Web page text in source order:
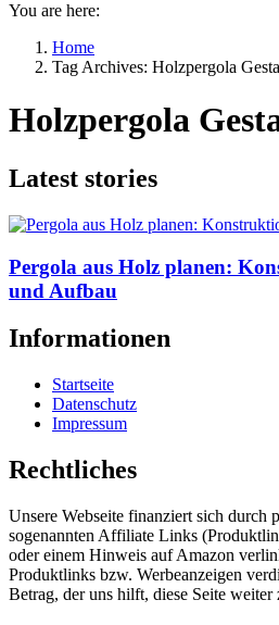
You are here:
Home
Tag Archives: Holzpergola
Holzpergola
Latest stories
Pergola aus Holz planen:
und Aufbau
Informationen
Startseite
Datenschutz
Impressum
Rechtliches
Unsere Webseite finanziert sich durch
sogenannten Affiliate Links
oder einem Hinweis auf Amazon
Produktlinks bzw. Werbeanzeigen
Betrag, der uns hilft, diese Seite weiter